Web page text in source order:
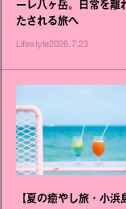
ーレ八ヶ岳。日常を離
たされる旅へ
Lifestyle2026.7.23
【夏の癒やし旅・小浜